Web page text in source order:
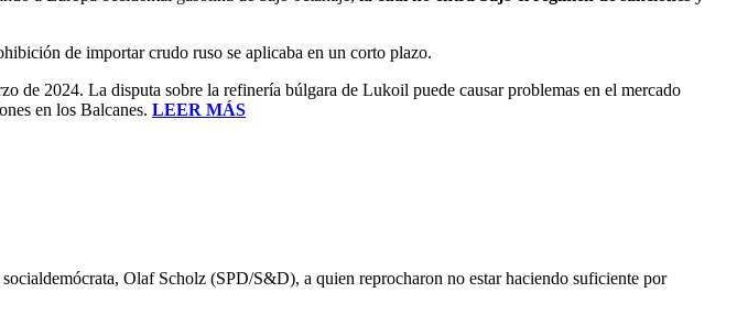
de importar crudo ruso se aplicaba en un corto plazo.
de 2024. La disputa sobre la refinería búlgara de Lukoil puede causar problemas en el mercado
en los Balcanes. LEER MÁS
Olaf Scholz (SPD/S&D), a quien reprocharon no estar haciendo suficiente por